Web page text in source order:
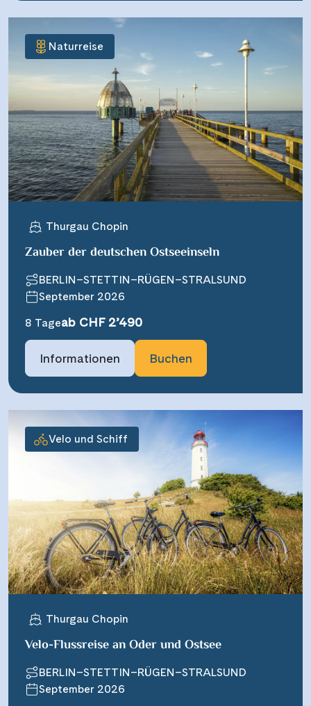
Naturreise
Thurgau Chopin
Zauber der deutschen Ostseeinseln
BERLIN–STETTIN–RÜGEN–STRALSUND
September 2026
8 Tageab CHF 2’490
Informationen Buchen
Velo und Schiff
Thurgau Chopin
Velo-Flussreise an Oder und Ostsee
BERLIN–STETTIN–RÜGEN–STRALSUND
September 2026